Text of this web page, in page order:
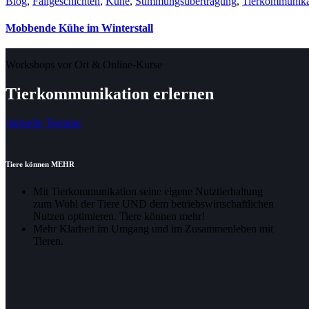
Mobbende Kühe im Winterstall
Workshops vor Ort & Online-Kurse
Tierkommunikation erlernen
Aktuelle Termine
Tiere können MEHR
Mit Tierkommunikation seine eigene Nutztierhaltung
zum Wohl der Tiere UND dem betriebswirtschaftlichen
Nutzen optimieren. Tiere können mehr!
Mehr Klarheit im Umgang und im Zusammenleben mit
Tieren.